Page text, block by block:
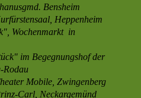
Bensheim
Heppenheim
Wochenmarkt in
im Begegnungshof der
Rodau
Mobile, Zwingenberg
Carl, Neckargemünd